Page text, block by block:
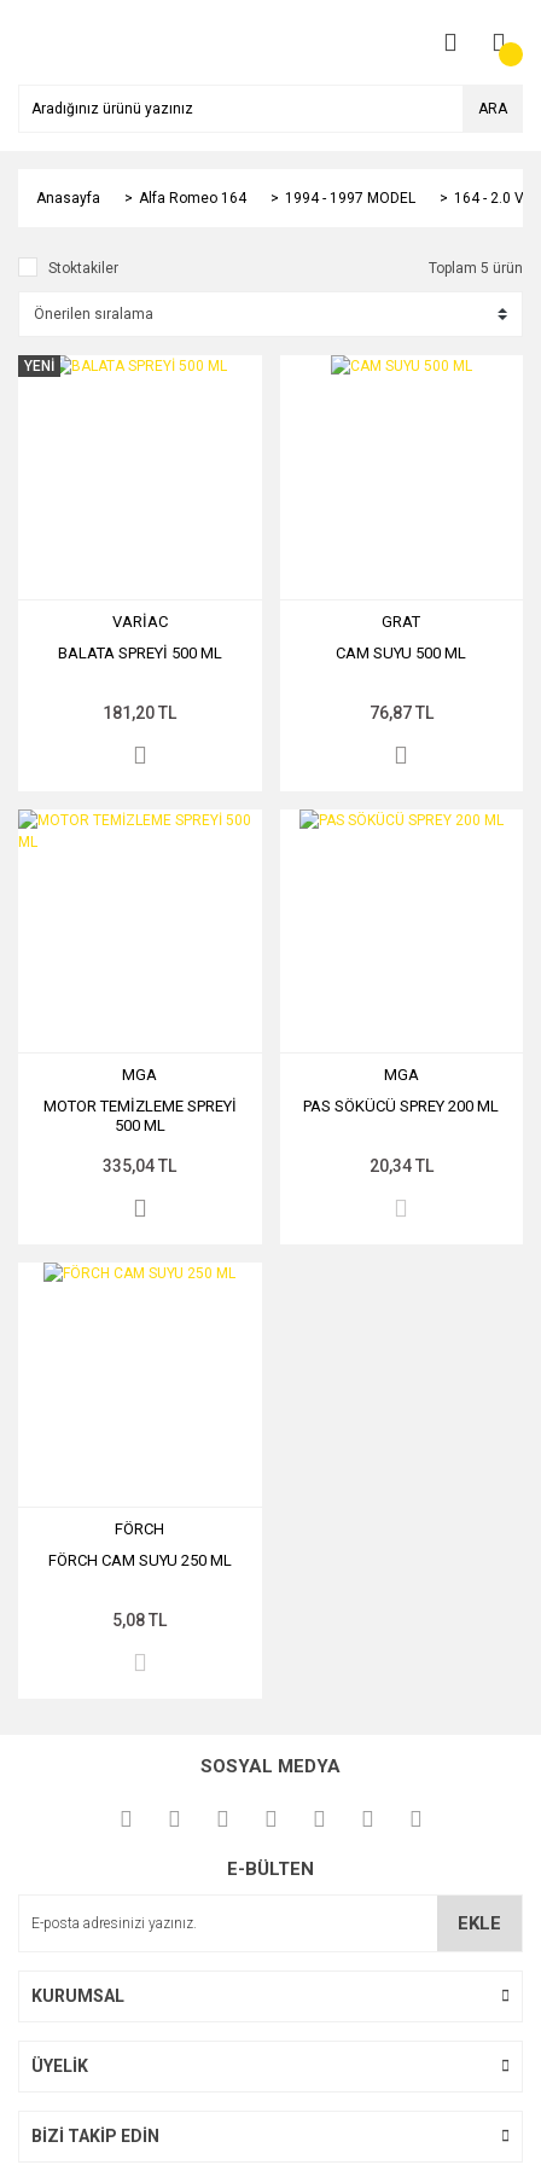
ARA
Anasayfa Alfa Romeo 164 1994 - 1997 MODEL 164 - 2.0 V6
Stoktakiler Toplam 5 ürün
YENİ
VARİAC
BALATA SPREYİ 500 ML
181,20 TL
GRAT
CAM SUYU 500 ML
76,87 TL
MGA
MOTOR TEMİZLEME SPREYİ
500 ML
335,04 TL
MGA
PAS SÖKÜCÜ SPREY 200 ML
20,34 TL
FÖRCH
FÖRCH CAM SUYU 250 ML
5,08 TL
SOSYAL MEDYA
E-BÜLTEN
EKLE
KURUMSAL
ÜYELİK
BİZİ TAKİP EDİN